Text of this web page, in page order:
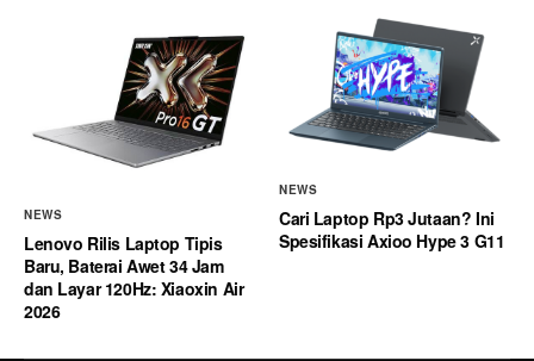
NEWS
Lenovo Rilis Laptop Tipis
Baru, Baterai Awet 34 Jam
dan Layar 120Hz: Xiaoxin Air
2026
NEWS
Cari Laptop Rp3 Jutaan? Ini
Spesifikasi Axioo Hype 3 G11